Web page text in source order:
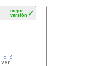
✓
mejor
versión
E B
ver